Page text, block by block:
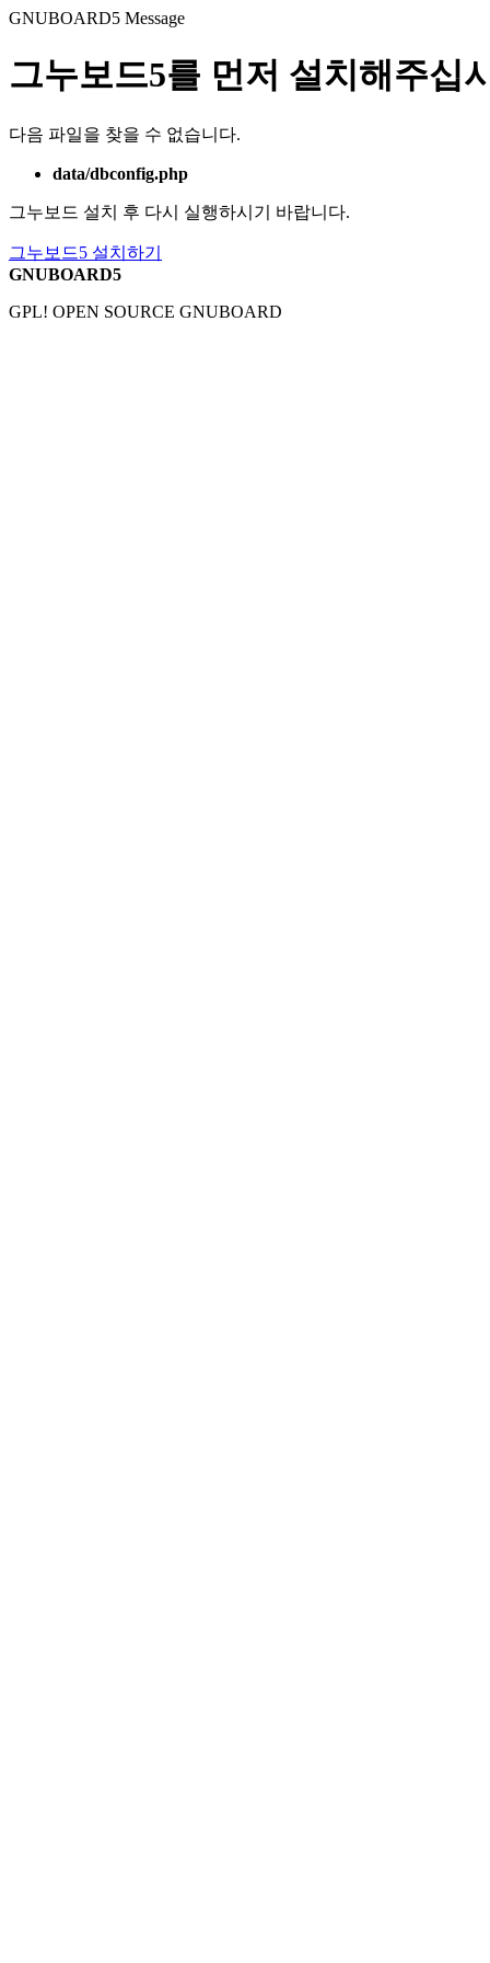
GNUBOARD5 Message
그누보드5를 먼저 설치해주십
다음 파일을 찾을 수 없습니다.
data/dbconfig.php
그누보드 설치 후 다시 실행하시기 바랍니다.
그누보드5 설치하기
GNUBOARD5
GPL! OPEN SOURCE GNUBOARD